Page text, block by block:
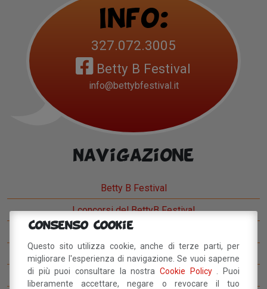
Info:
327.072.3005
Betty B Festival
info@bettybfestival.it
Navigazione
Betty B Festival
I concorsi del BettyB Festival
Come arrivare al BettyB Festival
Il Betty Blog
Ospiti del Betty B Festival
Consenso Cookie
Questo sito utilizza cookie, anche di terze parti, per
migliorare l'esperienza di navigazione. Se vuoi saperne
di più puoi consultare la nostra Cookie Policy
. Puoi
liberamente accettare, negare o revocare il tuo